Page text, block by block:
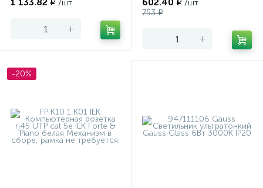
/шт
- +
/шт
753 ₽
- +
-20%